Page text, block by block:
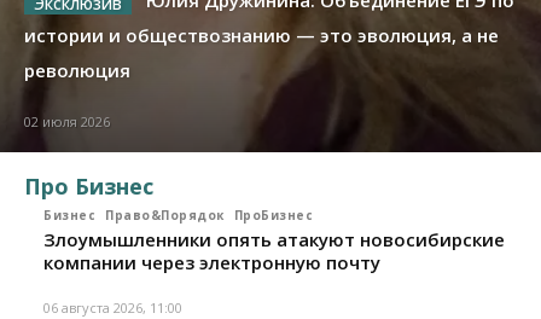
истории и обществознанию — это эволюция, а не
революция
02 июля 2026
Про Бизнес
Бизнес Право&Порядок ПроБизнес
Злоумышленники опять атакуют новосибирские
компании через электронную почту
06 августа 2026, 11:00